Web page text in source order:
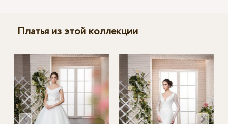
Платья из этой коллекции